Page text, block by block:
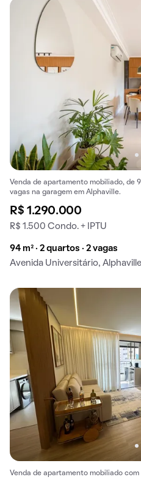
Venda de apartamento mobiliado, de
vagas na garagem em Alphaville.
R$ 1.290.000
R$ 1.500 Condo. + IPTU
94 m² · 2 quartos · 2 vagas
Avenida Universitário,
Venda de apartamento mobiliado